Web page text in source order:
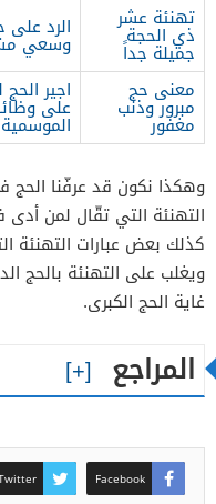
تهنئة عشر
ذي الحجة
جميلة جداً
الرد على
وسعي
معنى حج
مبرور وذنب
مغفور
اجير
على
الموسمية
وهكذا نكون قد عرفّنا الحج
التهنئة التي تقّال لمن
كذلك بعض عبارات التهنئة
ويغلب على التهنئة بالحج
غاية الحج الكبرى.
المراجع
Facebook